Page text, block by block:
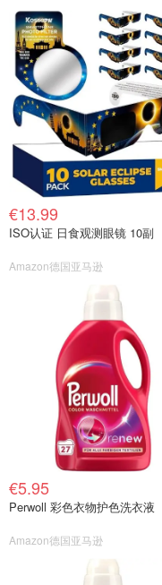
€13.99
ISO认证 日食观测眼镜 10副
Amazon德国亚马逊
€5.95
Perwoll 彩色衣物护色洗衣液
Amazon德国亚马逊